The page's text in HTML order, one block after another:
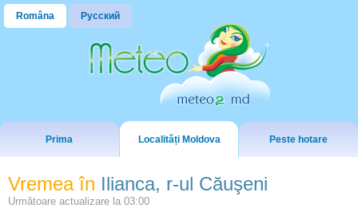
Româna Русский
Prima Localități Moldova Peste hotare
Vremea în Ilianca, r-ul Căuşeni
Următoare actualizare la 03:00